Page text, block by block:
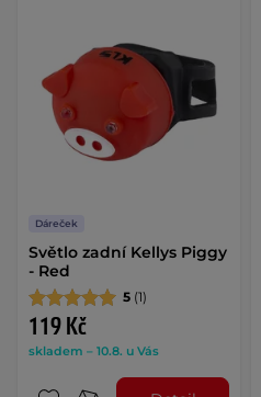
Dáreček
Světlo zadní Kellys Piggy
- Red
5 (1)
119 Kč
skladem – 10.8. u Vás